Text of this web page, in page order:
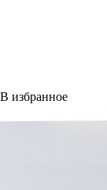
В избранное